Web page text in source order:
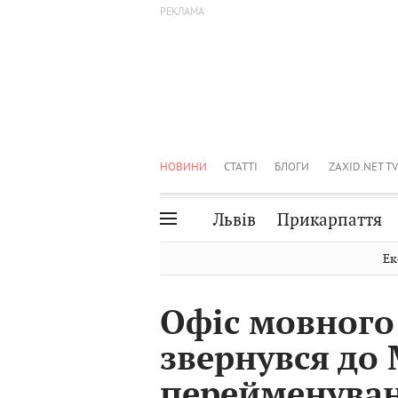
НОВИНИ СТАТТІ БЛОГИ ZAXID.NET TV
Львів Прикарпаття
Волинь
Чернівці
Офіс
звернувся